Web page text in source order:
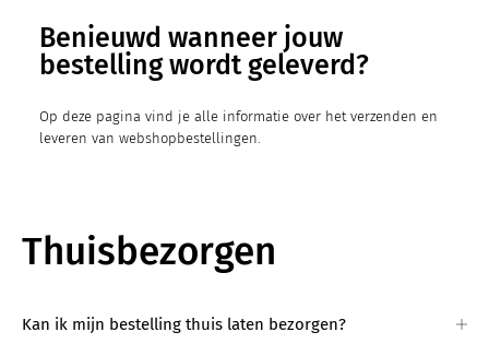
Benieuwd wanneer jouw
bestelling wordt geleverd?
Op deze pagina vind je alle informatie over het verzenden en
leveren van webshopbestellingen.
Thuisbezorgen
Kan ik mijn bestelling thuis laten bezorgen?